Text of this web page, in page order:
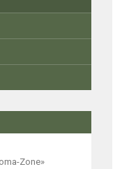
Zone»